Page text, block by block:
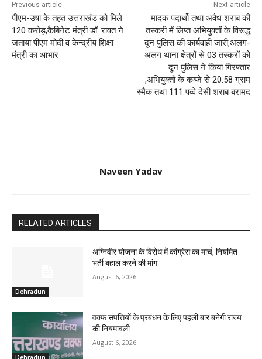
Previous article
पीएम-उषा के तहत उत्तराखंड को मिले
120 करोड़,कैबिनेट मंत्री डॉ. रावत ने
जताया पीएम मोदी व केन्द्रीय शिक्षा
मंत्री का आभार
Next article
मादक पदार्थो तथा अवैध शराब की
तस्करी में लिप्त अभियुक्तों के विरूद्ध
दून पुलिस की कार्यवाही जारी,अलग-
अलग थाना क्षेत्रों से 03 तस्करों को
दून पुलिस ने किया गिरफ्तार
,अभियुक्तों के कब्जे से 20.58 ग्राम
स्मैक तथा 111 पव्वे देसी शराब बरामद
Naveen Yadav
RELATED ARTICLES
Dehradun
अग्निवीर योजना के विरोध में कांग्रेस का मार्च, नियमित
भर्ती बहाल करने की मांग
August 6, 2026
Dehradun
वक्फ संपत्तियों के प्रबंधन के लिए पहली बार बनेगी राज्य
की नियमावली
August 6, 2026